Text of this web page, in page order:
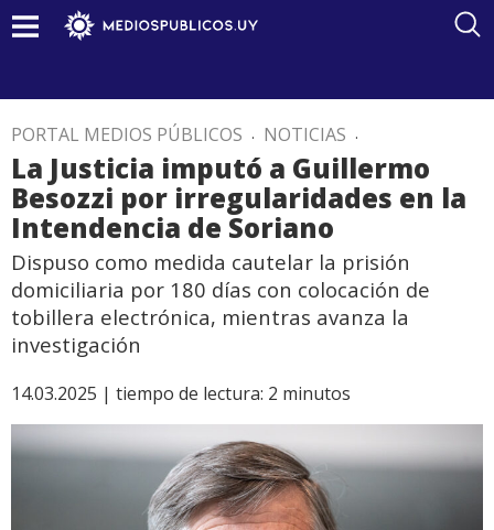
PORTAL MEDIOS PÚBLICOS . NOTICIAS .
La Justicia imputó a Guillermo
Besozzi por irregularidades en la
Intendencia de Soriano
Dispuso como medida cautelar la prisión
domiciliaria por 180 días con colocación de
tobillera electrónica, mientras avanza la
investigación
14.03.2025 | tiempo de lectura: 2 minutos